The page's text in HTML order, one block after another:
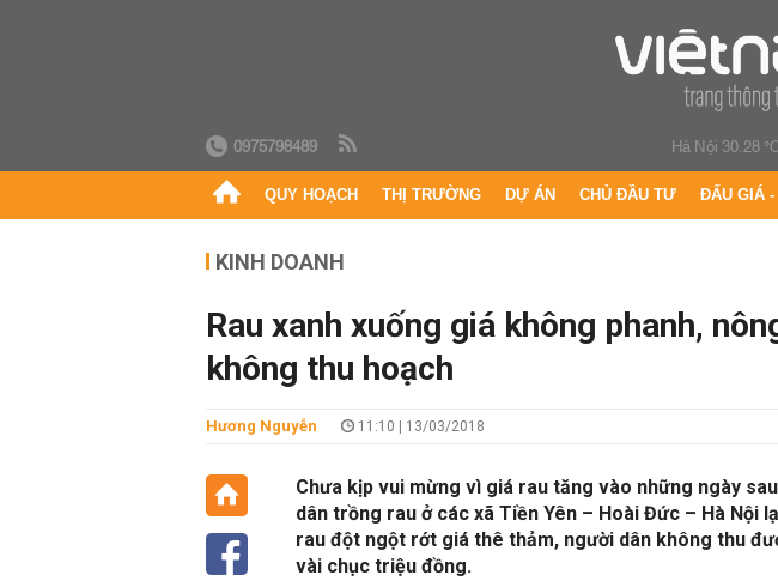
0975798489 Hà Nội 30.28
QUY HOẠCH THỊ TRƯỜNG DỰ ÁN CHỦ ĐẦU TƯ ĐẤU GIÁ
KINH DOANH
Rau xanh xuống giá không phanh,
không thu hoạch
Hương Nguyễn 11:10 | 13/03/2018
Chưa kịp vui mừng vì giá rau tăng vào những ngày
dân trồng rau ở các xã Tiền Yên – Hoài Đức – Hà Nội
rau đột ngột rớt giá thê thảm, người dân không thu
vài chục triệu đồng.